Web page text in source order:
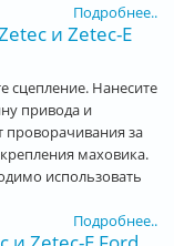
Подробнее..
и Zetec-E
сцепление. Нанесите
привода и
проворачивания за
маховика.
использовать
Подробнее..